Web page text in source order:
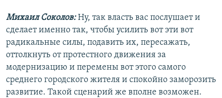
Михаил Соколов:Ну, так власть вас послушает и
сделает именно так, чтобы усилить вот эти вот
радикальные силы, подавить их, пересажать,
оттолкнуть от протестного движения за
модернизацию и перемены вот этого самого
среднего городского жителя и спокойно заморозить
развитие. Такой сценарий же вполне возможен.